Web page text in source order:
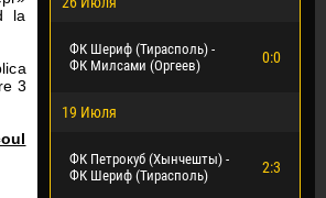
la
3
ФК Шериф (Тирасполь) -
ФК Милсами (Оргеев)
0:0
19 Июля
ФК Петрокуб (Хынчешты) -
ФК Шериф (Тирасполь)
2:3